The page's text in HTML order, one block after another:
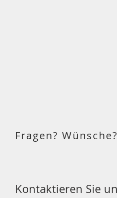
Kontaktieren Sie
Fragen?